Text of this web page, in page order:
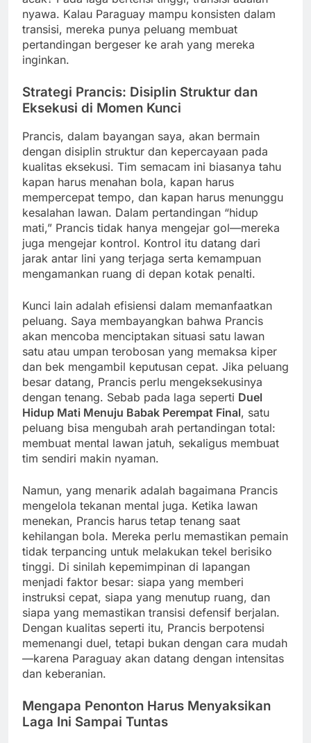
nyawa. Kalau Paraguay mampu konsisten dalam
transisi, mereka punya peluang membuat
pertandingan bergeser ke arah yang mereka
inginkan.
Strategi Prancis: Disiplin Struktur dan
Eksekusi di Momen Kunci
Prancis, dalam bayangan saya, akan bermain
dengan disiplin struktur dan kepercayaan pada
kualitas eksekusi. Tim semacam ini biasanya tahu
kapan harus menahan bola, kapan harus
mempercepat tempo, dan kapan harus menunggu
kesalahan lawan. Dalam pertandingan “hidup
mati,” Prancis tidak hanya mengejar gol—mereka
juga mengejar kontrol. Kontrol itu datang dari
jarak antar lini yang terjaga serta kemampuan
mengamankan ruang di depan kotak penalti.
Kunci lain adalah efisiensi dalam memanfaatkan
peluang. Saya membayangkan bahwa Prancis
akan mencoba menciptakan situasi satu lawan
satu atau umpan terobosan yang memaksa kiper
dan bek mengambil keputusan cepat. Jika peluang
besar datang, Prancis perlu mengeksekusinya
dengan tenang. Sebab pada laga seperti Duel
Hidup Mati Menuju Babak Perempat Final, satu
peluang bisa mengubah arah pertandingan total:
membuat mental lawan jatuh, sekaligus membuat
tim sendiri makin nyaman.
Namun, yang menarik adalah bagaimana Prancis
mengelola tekanan mental juga. Ketika lawan
menekan, Prancis harus tetap tenang saat
kehilangan bola. Mereka perlu memastikan pemain
tidak terpancing untuk melakukan tekel berisiko
tinggi. Di sinilah kepemimpinan di lapangan
menjadi faktor besar: siapa yang memberi
instruksi cepat, siapa yang menutup ruang, dan
siapa yang memastikan transisi defensif berjalan.
Dengan kualitas seperti itu, Prancis berpotensi
memenangi duel, tetapi bukan dengan cara mudah
—karena Paraguay akan datang dengan intensitas
dan keberanian.
Mengapa Penonton Harus Menyaksikan
Laga Ini Sampai Tuntas